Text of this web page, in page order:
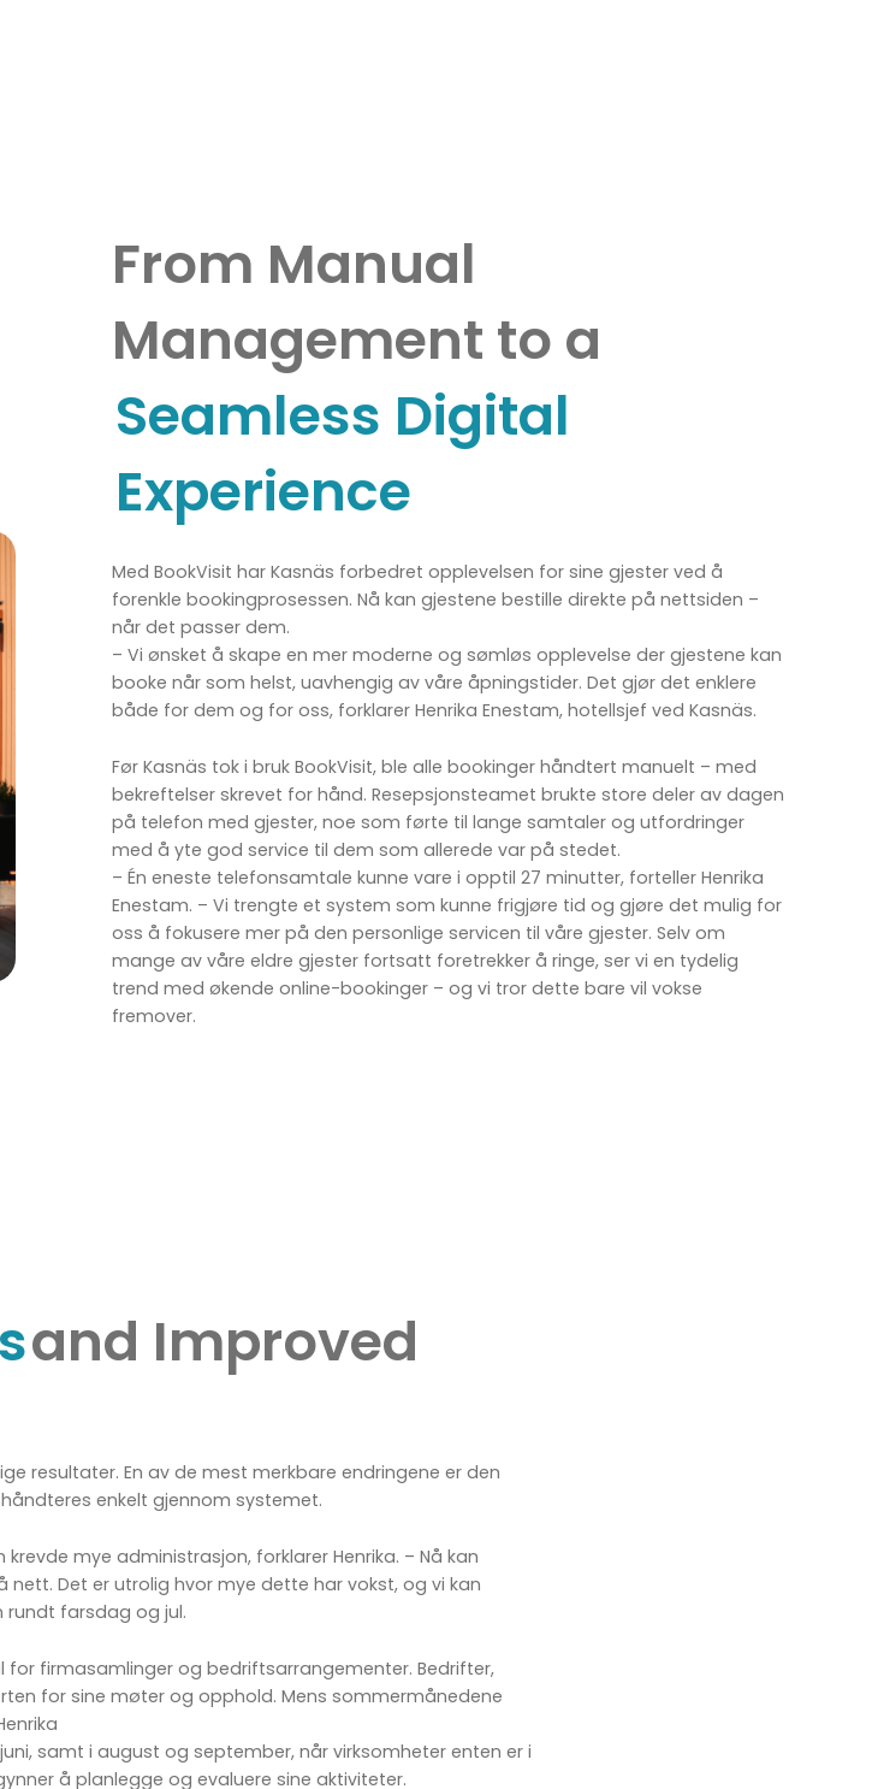
From Manual
Management to a
Seamless Digital
Experience
Med BookVisit har Kasnäs forbedret opplevelsen for sine gjester ved å
forenkle bookingprosessen. Nå kan gjestene bestille direkte på nettsiden –
når det passer dem.
– Vi ønsket å skape en mer moderne og sømløs opplevelse der gjestene kan
booke når som helst, uavhengig av våre åpningstider. Det gjør det enklere
både for dem og for oss, forklarer Henrika Enestam, hotellsjef ved Kasnäs.
Før Kasnäs tok i bruk BookVisit, ble alle bookinger håndtert manuelt – med
bekreftelser skrevet for hånd. Resepsjonsteamet brukte store deler av dagen
på telefon med gjester, noe som førte til lange samtaler og utfordringer
med å yte god service til dem som allerede var på stedet.
– Én eneste telefonsamtale kunne vare i opptil 27 minutter, forteller Henrika
Enestam. – Vi trengte et system som kunne frigjøre tid og gjøre det mulig for
oss å fokusere mer på den personlige servicen til våre gjester. Selv om
mange av våre eldre gjester fortsatt foretrekker å ringe, ser vi en tydelig
trend med økende online-bookinger – og vi tror dette bare vil vokse
fremover.
and Improved
resultater. En av de mest merkbare endringene er den
enkelt gjennom systemet.
mye administrasjon, forklarer Henrika. – Nå kan
Det er utrolig hvor mye dette har vokst, og vi kan
farsdag og jul.
firmasamlinger og bedriftsarrangementer. Bedrifter,
for sine møter og opphold. Mens sommermånedene
samt i august og september, når virksomheter enten er i
å planlegge og evaluere sine aktiviteter.